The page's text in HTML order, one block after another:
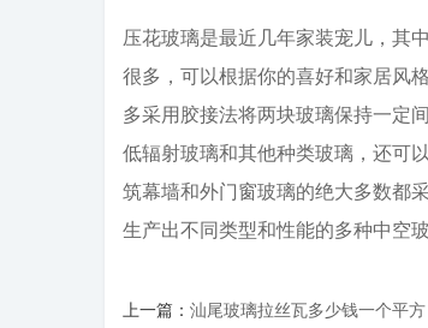
压花玻璃是最近几年家装宠儿，其
很多，可以根据你的喜好和家居风格
多采用胶接法将两块玻璃保持一定
低辐射玻璃和其他种类玻璃，还可
筑幕墙和外门窗玻璃的绝大多数都
生产出不同类型和性能的多种中空玻
上一篇： 汕尾玻璃拉丝瓦多少钱一个平方